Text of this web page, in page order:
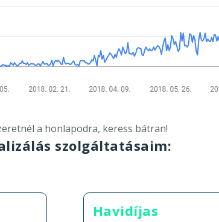
a honlapodra, keress bátran!
szolgáltatásaim:
Havidíjas